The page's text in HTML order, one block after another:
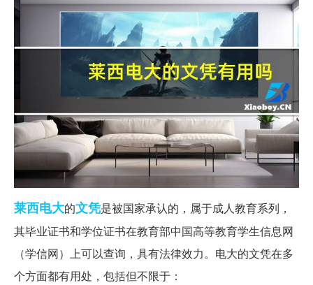
莱西电大的文凭是被国家承认的，属于成人教育系列，
其毕业证书和学位证书在教育部中国高等教育学生信息网
（学信网）上可以查询，具有法律效力。电大的文凭在多
个方面都有用处，包括但不限于：